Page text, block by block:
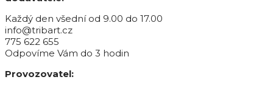
Každý den všední od 9.00 do 17.00
info@tribart.cz
775 622 655
Odpovíme Vám do 3 hodin
Provozovatel: